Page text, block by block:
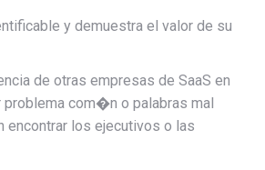
y demuestra el valor de su
de otras empresas de SaaS en
problema com�n o palabras mal
encontrar los ejecutivos o las